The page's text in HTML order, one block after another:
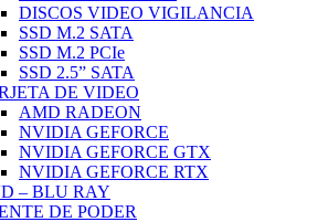
DISCOS VIDEO VIGILANCIA
SSD M.2 SATA
SSD M.2 PCIe
SSD 2.5” SATA
DE VIDEO
AMD RADEON
NVIDIA GEFORCE
NVIDIA GEFORCE GTX
NVIDIA GEFORCE RTX
– BLU RAY
DE PODER